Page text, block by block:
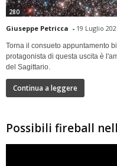
280
Giuseppe Petricca - 19 Luglio
Torna il consueto appuntamento
protagonista di questa uscita è
del Sagittario.
Continua a leggere
Possibili fireball